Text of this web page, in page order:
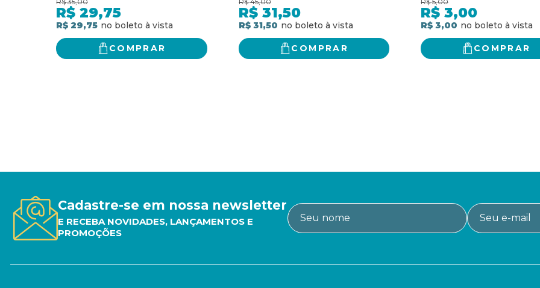
humana
R$ 29,75
R$ 29,75
COMPRAR
R$ 31,50
R$ 31,50
COMPRAR
R$ 3,00
R$ 3,00
COMPRAR
Cadastre-se em nossa newsletter
E RECEBA NOVIDADES, LANÇAMENTOS E
PROMOÇÕES